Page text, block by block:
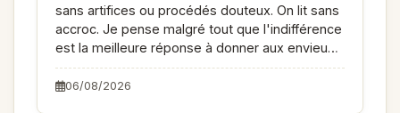
sans artifices ou procédés douteux. On lit sans
accroc. Je pense malgré tout que l'indifférence
est la meilleure réponse à donner aux envieux
(l'ataraxie chez les anciens). Qu'importe en
effet le mépris d'un âne ? Il n'a qu'à s'en
06/08/2026